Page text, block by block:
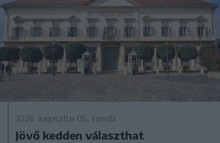
2026. augusztus 05., szerda
Jövő kedden választhat